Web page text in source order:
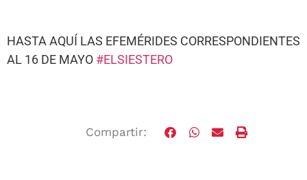
HASTA AQUÍ LAS EFEMÉRIDES CORRESPONDIENTES
AL 16 DE MAYO #ELSIESTERO
Compartir: